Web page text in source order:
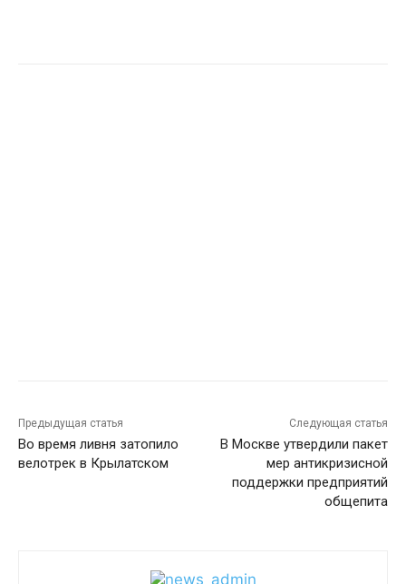
Предыдущая статья
Во время ливня затопило
велотрек в Крылатском
Следующая статья
В Москве утвердили пакет
мер антикризисной
поддержки предприятий
общепита